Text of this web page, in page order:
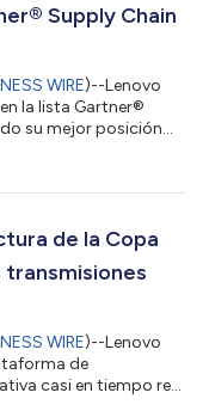
está
Supply Chain
WIRE)--Lenovo
la lista Gartner®
su mejor posición
del mundo. Ya en su
en la gestión de la
de la Copa
transmisiones
WIRE)--Lenovo
de
casi en tiempo real